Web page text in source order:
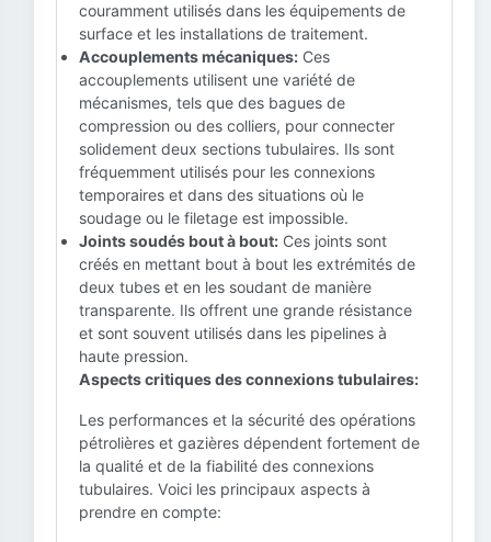
couramment utilisés dans les équipements de
surface et les installations de traitement.
Accouplements mécaniques: Ces
accouplements utilisent une variété de
mécanismes, tels que des bagues de
compression ou des colliers, pour connecter
solidement deux sections tubulaires. Ils sont
fréquemment utilisés pour les connexions
temporaires et dans des situations où le
soudage ou le filetage est impossible.
Joints soudés bout à bout: Ces joints sont
créés en mettant bout à bout les extrémités de
deux tubes et en les soudant de manière
transparente. Ils offrent une grande résistance
et sont souvent utilisés dans les pipelines à
haute pression.
Aspects critiques des connexions tubulaires:
Les performances et la sécurité des opérations
pétrolières et gazières dépendent fortement de
la qualité et de la fiabilité des connexions
tubulaires. Voici les principaux aspects à
prendre en compte: